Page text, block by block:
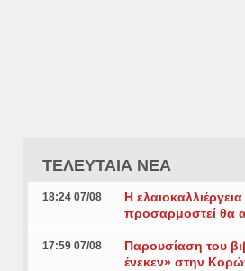
ΤΕΛΕΥΤΑΙΑ ΝΕΑ
18:24 07/08
Η
προσαρμοστεί θα
17:59 07/08
Παρουσίαση του
ένεκεν» στην